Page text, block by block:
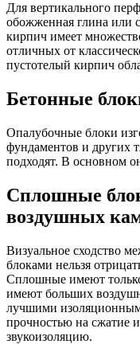
Для вертикального
обожженная глина или
кирпич имеет
отличных от
пустотелый кирпич
Бетонные
Опалубочные блоки
фундаментов и других
подходят. В основном
Сплошные
воздушных
Визуальное сходство
блоками нельзя
Сплошные имеют
имеют больших
лучшими
прочностью на сжатие
звукоизоляцию.